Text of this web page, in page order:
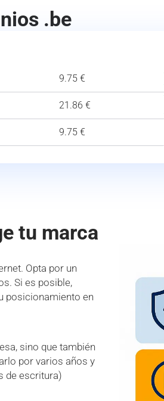
.be
9.75 €
21.86 €
9.75 €
tu marca
Opta por un
Si es posible,
posicionamiento en
sino que también
por varios años y
de escritura)